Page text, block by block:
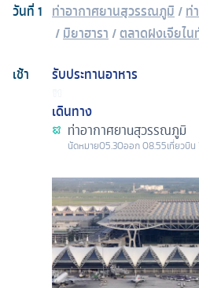
วันที่1 ท่าอากาศยานสุวรรณภูมิ /ท่
/มิยาฮารา /ตลาดฝงเจียไน
เช้า
รับประทานอาหาร
เดินทาง
ท่าอากาศยานสุวรรณภูมิ
นัดหมาย05.30ออก08.55เที่ยวบิน